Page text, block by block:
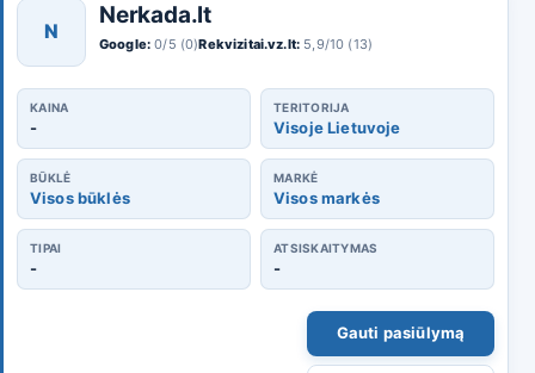
N
Nerkada.lt
Google: 0/5 (0)Rekvizitai.vz.lt: 5,9/10 (13)
KAINA
-
TERITORIJA
Visoje Lietuvoje
BŪKLĖ
Visos būklės
MARKĖ
Visos markės
TIPAI
-
ATSISKAITYMAS
-
Gauti pasiūlymą